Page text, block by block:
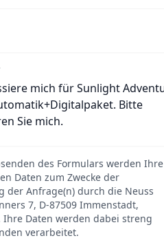
des Formulars werden Ihre
Daten zum Zwecke der
der Anfrage(n) durch die Neuss
7, D-87509 Immenstadt,
Daten werden dabei streng
verarbeitet.